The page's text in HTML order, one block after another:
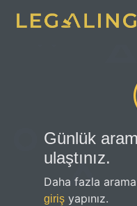
Günlük
ulaştınız.
Daha fazla
giriş yapınız.